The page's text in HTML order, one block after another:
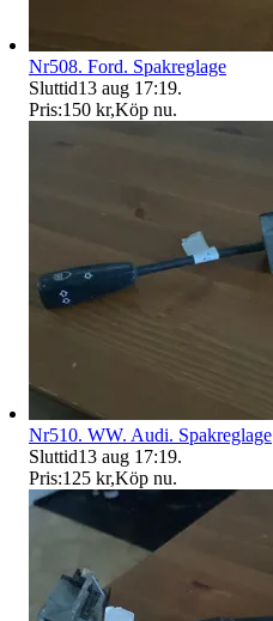
Nr508. Ford. Spakreglage
Sluttid13 aug 17:19.
Pris:150 kr,Köp nu.
Nr510. WW. Audi. Spakreglage
Sluttid13 aug 17:19.
Pris:125 kr,Köp nu.